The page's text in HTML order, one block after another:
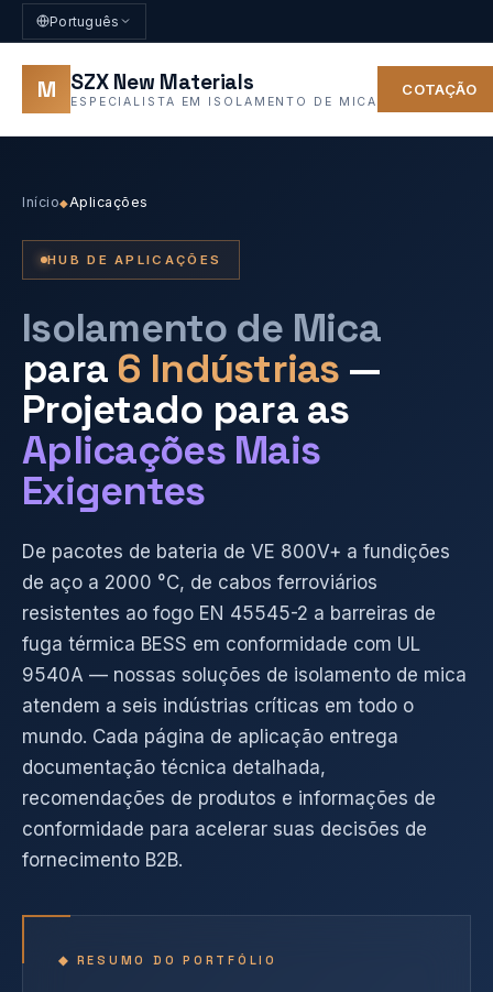
Português
M SZX New Materials
ESPECIALISTA EM ISOLAMENTO DE MICA
COTAÇÃO
Início◆Aplicações
HUB DE APLICAÇÕES
Isolamento de Mica
para 6 Indústrias —
Projetado para as
Aplicações Mais
Exigentes
De pacotes de bateria de VE 800V+ a fundições
de aço a 2000 °C, de cabos ferroviários
resistentes ao fogo EN 45545-2 a barreiras de
fuga térmica BESS em conformidade com UL
9540A — nossas soluções de isolamento de mica
atendem a seis indústrias críticas em todo o
mundo. Cada página de aplicação entrega
documentação técnica detalhada,
recomendações de produtos e informações de
conformidade para acelerar suas decisões de
fornecimento B2B.
◆ RESUMO DO PORTFÓLIO